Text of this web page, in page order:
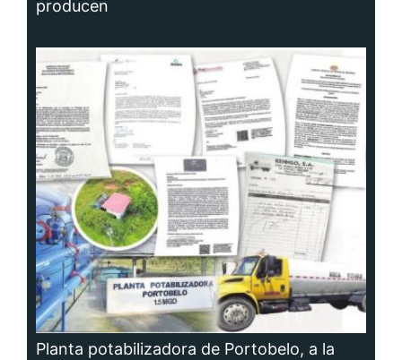
Planta potabilizadora de Portobelo, a la
deriva